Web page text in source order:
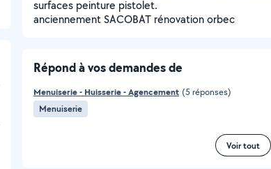
surfaces peinture pistolet.
anciennement SACOBAT rénovation orbec
Répond à vos demandes de
Menuiserie - Huisserie - Agencement (5 réponses)
Menuiserie
Voir tout